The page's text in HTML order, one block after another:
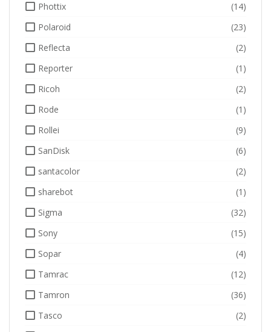
Phottix
(14)
Polaroid
(23)
Reflecta
(2)
Reporter
(1)
Ricoh
(2)
Rode
(1)
Rollei
(9)
SanDisk
(6)
santacolor
(2)
sharebot
(1)
Sigma
(32)
Sony
(15)
Sopar
(4)
Tamrac
(12)
Tamron
(36)
Tasco
(2)